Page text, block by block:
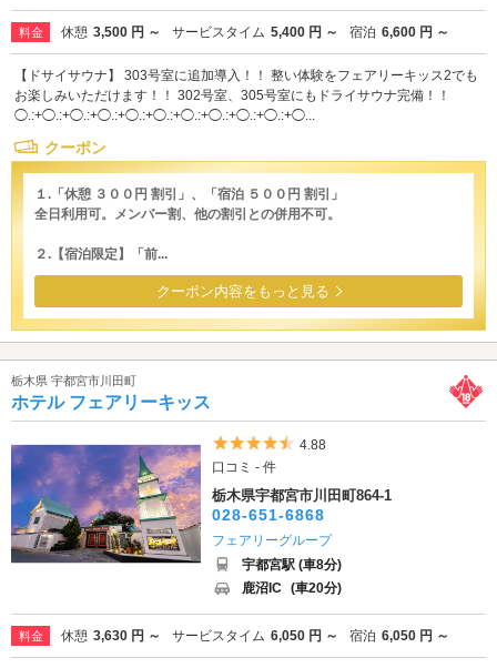
料金 休憩 3,500 円 ～ サービスタイム 5,400 円 ～ 宿泊 6,600 円 ～
【ドサイサウナ】 303号室に追加導入！！ 整い体験をフェアリーキッス2でも
お楽しみいただけます！！ 302号室、305号室にもドライサウナ完備！！
◯.:+◯.:+◯.:+◯.:+◯.:+◯.:+◯.:+◯.:+◯.:+◯.:+◯...
クーポン
１.「休憩 ３００円 割引」、「宿泊 ５００円 割引」
全日利用可。メンバー割、他の割引との併用不可。
２.【宿泊限定】「前...
クーポン内容をもっと見る
栃木県 宇都宮市川田町
ホテル フェアリーキッス
5つ星のうち4.5
4.88
口コミ - 件
栃木県宇都宮市川田町864-1
028-651-6868
フェアリーグループ
宇都宮駅 (車8分)
鹿沼IC (車20分)
料金 休憩 3,630 円 ～ サービスタイム 6,050 円 ～ 宿泊 6,050 円 ～